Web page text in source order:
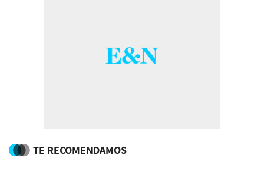
TE RECOMENDAMOS